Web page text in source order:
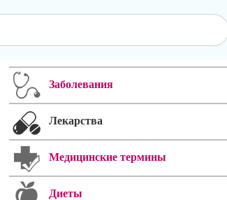
Заболевания
Лекарства
Медицинские термины
Диеты